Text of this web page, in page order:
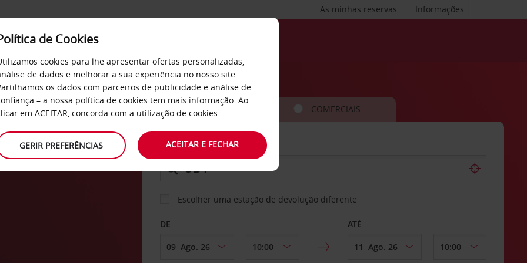
Informações
As minhas reservas
SERVIÇOS EMPRESAS
CARRO COMERCIAIS
LEVANTAR EM
Escolher uma estação de devolução diferente
DE ATÉ
de Cookies
cookies para lhe apresentar ofertas personalizadas,
de dados e melhorar a sua experiência no nosso site.
os dados com parceiros de publicidade e análise de
– a nossa política de cookies tem mais informação. Ao
em ACEITAR, concorda com a utilização de cookies.
GERIR PREFERÊNCIAS ACEITAR E FECHAR